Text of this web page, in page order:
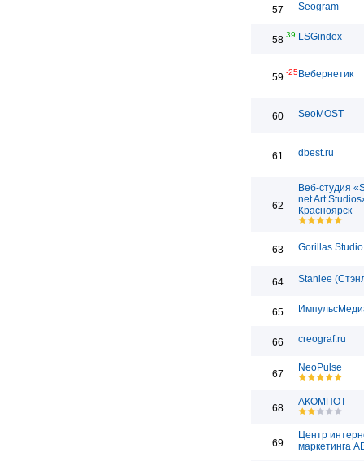
57 Seogram
58 39 LSGindex
59 -25Вебернетик
60 SeoMOST
61 dbest.ru
62
Веб-студия
net Art
Красноярск
63 Gorillas Studio
64 Stanlee
65
66 creograf.ru
67
NeoPulse
68
АКОМПОТ
69
Центр
маркетинга